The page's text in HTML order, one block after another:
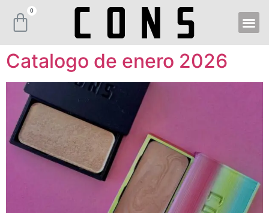
Catalogo de enero 2026